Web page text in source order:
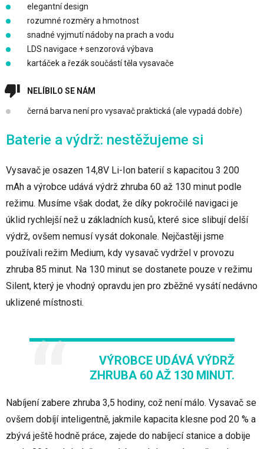
elegantní design
rozumné rozměry a hmotnost
snadné vyjmutí nádoby na prach a vodu
LDS navigace + senzorová výbava
kartáček a řezák součástí těla vysavače
NELÍBILO SE NÁM
černá barva není pro vysavač praktická (ale vypadá dobře)
Baterie a výdrž: nestěžujeme si
Vysavač je osazen 14,8V Li-Ion baterií s kapacitou 3 200
mAh a výrobce udává výdrž zhruba 60 až 130 minut podle
režimu. Musíme však dodat, že díky pokročilé navigaci je
úklid rychlejší než u základních kusů, které sice slibují delší
výdrž, ovšem nemusí vysát dokonale. Nejčastěji jsme
používali režim Medium, kdy vysavač vydržel v provozu
zhruba 85 minut. Na 130 minut se dostanete pouze v režimu
Silent, který je vhodný opravdu jen pro zběžné vysátí nedávno
uklizené místnosti.
VÝROBCE UDÁVÁ VÝDRŽ
ZHRUBA 60 AŽ 130 MINUT.
Nabíjení zabere zhruba 3,5 hodiny, což není málo. Vysavač se
ovšem dobíjí inteligentně, jakmile kapacita klesne pod 20 % a
zbývá ještě hodně práce, zajede do nabíjecí stanice a dobije